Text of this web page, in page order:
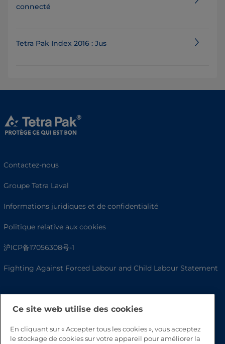
connecté
Tetra Pak Index 2016 : Jus
Contactez-nous
Groupe Tetra Laval
Informations juridiques et de confidentialité
Politique relative aux cookies
沪ICP备17056308号-1
Fighting Against Forced Labour and Child Labour Statement
Ce site web utilise des cookies
En cliquant sur « Accepter tous les cookies », vous acceptez
le stockage de cookies sur votre appareil pour améliorer la